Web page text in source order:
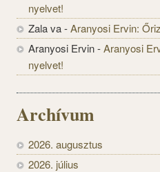
nyelvet!
Zala va-Aranyosi Ervin:
Aranyosi Ervin-Aranyosi
nyelvet!
Archívum
2026. augusztus
2026. július